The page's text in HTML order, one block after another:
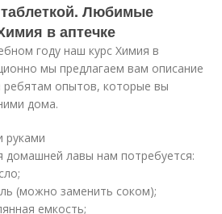
Любимые
в аптечке
году наш курс Химия в
мы предлагаем вам описание
ребятам опытов, которые вы
дома.
руками
домашней лавы нам потребуется:
(можно заменить соком);
емкость;